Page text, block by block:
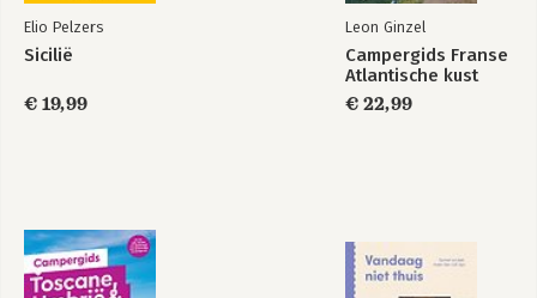
Elio Pelzers
Sicilië
€ 19,99
Leon Ginzel
Campergids Franse
Atlantische kust
€ 22,99